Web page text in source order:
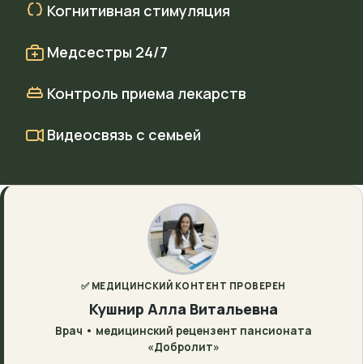
Когнитивная стимуляция
Медсестры 24/7
Контроль приема лекарств
Видеосвязь с семьей
✅ МЕДИЦИНСКИЙ КОНТЕНТ ПРОВЕРЕН
Кушнир Алла Витальевна
Врач • медицинский рецензент пансионата
«Добролит»